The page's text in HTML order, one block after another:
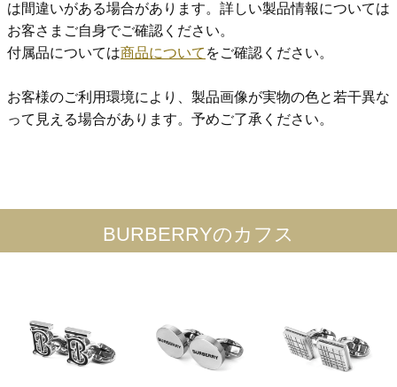
は間違いがある場合があります。詳しい製品情報については
お客さまご自身でご確認ください。
付属品については商品について をご確認ください。
お客様のご利用環境により、製品画像が実物の色と若干異な
って見える場合があります。予めご了承ください。
BURBERRYのカフス